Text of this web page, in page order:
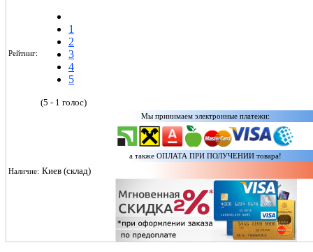
Рейтинг:
1
2
3
4
5
(5 - 1 голос)
Мы принимаем электронные платежи:
а также ОПЛАТА ПРИ ПОЛУЧЕНИИ товара!
Наличие: Киев (склад)